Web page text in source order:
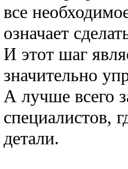
все
означает
И этот шаг
значительно
А лучше всего
специалистов,
детали.